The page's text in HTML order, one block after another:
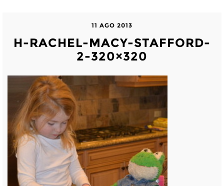
11 AGO 2013
H-RACHEL-MACY-STAFFORD-
2-320×320